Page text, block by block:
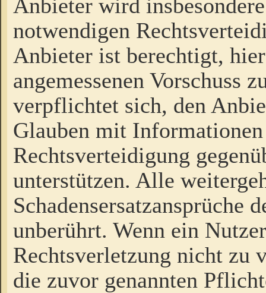
Anbieter wird
notwendigen
Anbieter ist berechtigt,
angemessenen Vorschuss
verpflichtet sich, den
Glauben mit
Rechtsverteidigung
unterstützen. Alle
Schadensersatzansprüche
unberührt. Wenn ein
Rechtsverletzung nicht zu
die zuvor genannten